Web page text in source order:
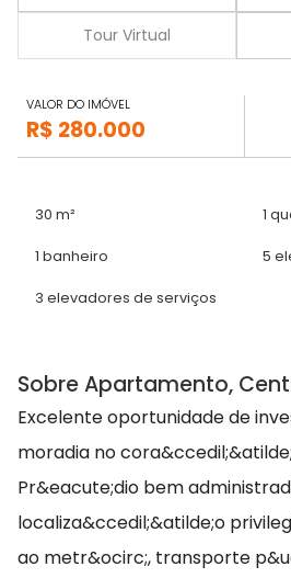
Tour Virtual
VALOR DO IMÓVEL
R$ 280.000
30 m² 1
1 banheiro 5
3 elevadores de serviços
Sobre Apartamento,
Excelente oportunidade de
moradia no
Pr&eacute;dio bem
localiza&ccedil;&atilde;o
ao metr&ocirc;, transporte